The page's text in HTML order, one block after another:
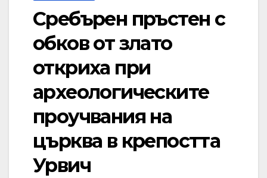
Сребърен пръстен с
обков от злато
откриха при
археологическите
проучвания на
църква в крепостта
Урвич